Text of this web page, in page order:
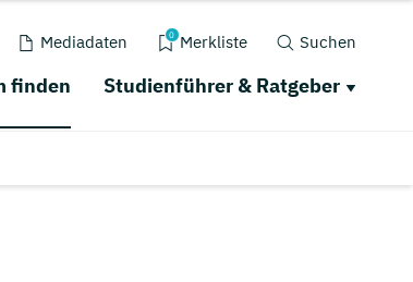
Mediadaten 0 Merkliste Suchen
finden Studienführer & Ratgeber